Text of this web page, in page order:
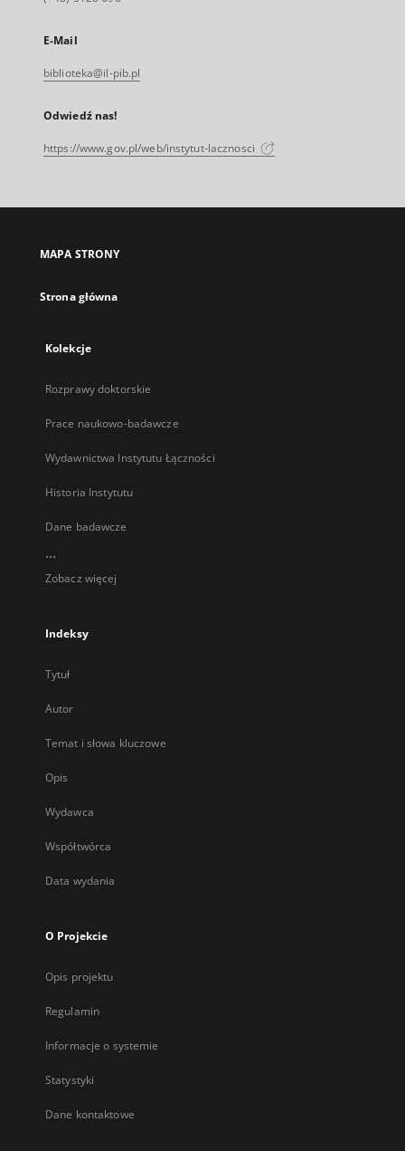
E-Mail
biblioteka@il-pib.pl
Odwiedź nas!
https://www.gov.pl/web/instytut-lacznosci
MAPA STRONY
Strona główna
Kolekcje
Rozprawy doktorskie
Prace naukowo-badawcze
Wydawnictwa Instytutu Łączności
Historia Instytutu
Dane badawcze
...
Zobacz więcej
Indeksy
Tytuł
Autor
Temat i słowa kluczowe
Opis
Wydawca
Współtwórca
Data wydania
O Projekcie
Opis projektu
Regulamin
Informacje o systemie
Statystyki
Dane kontaktowe